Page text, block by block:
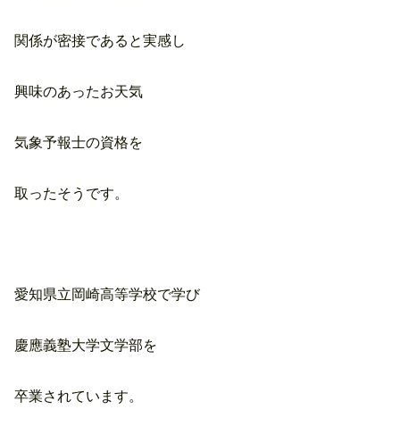
関係が密接であると実感し
興味のあったお天気
気象予報士の資格を
取ったそうです。
愛知県立岡崎高等学校で学び
慶應義塾大学文学部を
卒業されています。